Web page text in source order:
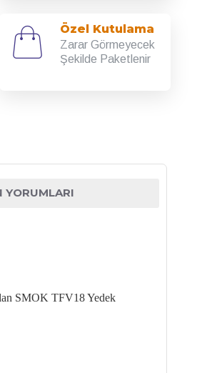
Özel Kutulama
Zarar Görmeyecek
Şekilde Paketlenir
YORUMLARI
SMOK TFV18 Yedek